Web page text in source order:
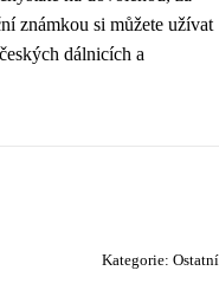
známkou si můžete užívat
dálnicích a
Kategorie: Ostatní